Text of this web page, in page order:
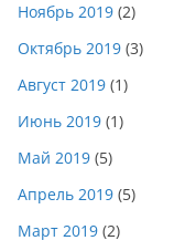
Ноябрь 2019 (2)
Октябрь 2019 (3)
Август 2019 (1)
Июнь 2019 (1)
Май 2019 (5)
Апрель 2019 (5)
Март 2019 (2)